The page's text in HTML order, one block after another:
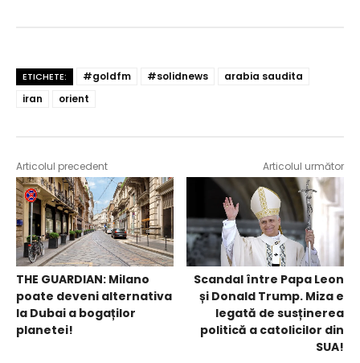
ETICHETE: #goldfm #solidnews
arabia saudita
iran
orient
Articolul precedent
THE GUARDIAN: Milano
poate deveni alternativa
la Dubai a bogaților
planetei!
Articolul următor
Scandal între Papa Leon
și Donald Trump. Miza e
legată de susținerea
politică a catolicilor din
SUA!